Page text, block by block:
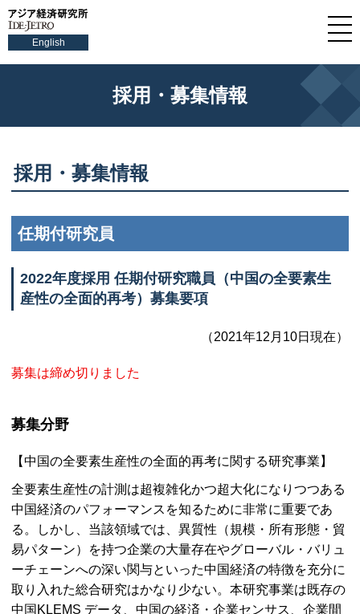
English
採用・募集情報
採用・募集情報
任期付研究員
2022年度採用 任期付研究職員（中国の全要素生
産性の全面的再考）募集要項
（2021年12月10日現在）
募集は締め切りました
募集分野
【中国の全要素⽣産性の全面的再考に関する研究事業】
全要素⽣産性の計測は超複雑化かつ超⼤化になりつつある
中国経済のパフォーマンスを知るために⾮常に重要であ
る。しかし、当該領域では、異質性（規模・所有形態・貿
易パターン）を持つ企業の⼤量存在やグローバル・バリュ
ーチェーンへの深い関与といった中国経済の特徴を充分に
取り⼊れた総合研究はかなり少ない。本研究事業は既存の
中国KLEMS データ、中国の経済・企業センサス、企業間